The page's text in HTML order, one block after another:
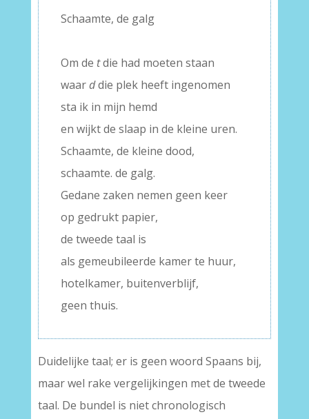
Schaamte, de galg
Om de tdie had moeten staan
waarddie plek heeft ingenomen
sta ik in mijn hemd
en wijkt de slaap in de kleine uren.
Schaamte, de kleine dood,
schaamte. de galg.
Gedane zaken nemen geen keer
op gedrukt papier,
de tweede taal is
als gemeubileerde kamer te huur,
hotelkamer, buitenverblijf,
geen thuis.
Duidelijke taal; er is geen woord Spaans bij,
maar wel rake vergelijkingen met de tweede
taal. De bundel is niet chronologisch